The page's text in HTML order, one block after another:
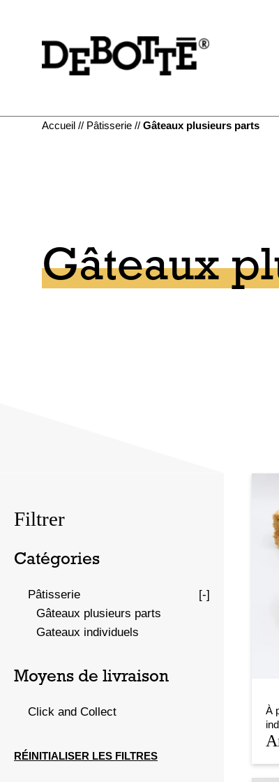
menu
Accueil // Pâtisserie // Gâteaux plusieurs parts
Gâteaux
Filtrer
Catégories
Pâtisserie
[-]
Gâteaux plusieurs parts
Gateaux individuels
Moyens de livraison
Click and Collect
RÉINITIALISER LES FILTRES
À